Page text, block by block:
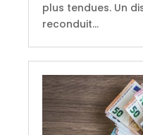
plus tendues. Un
reconduit…